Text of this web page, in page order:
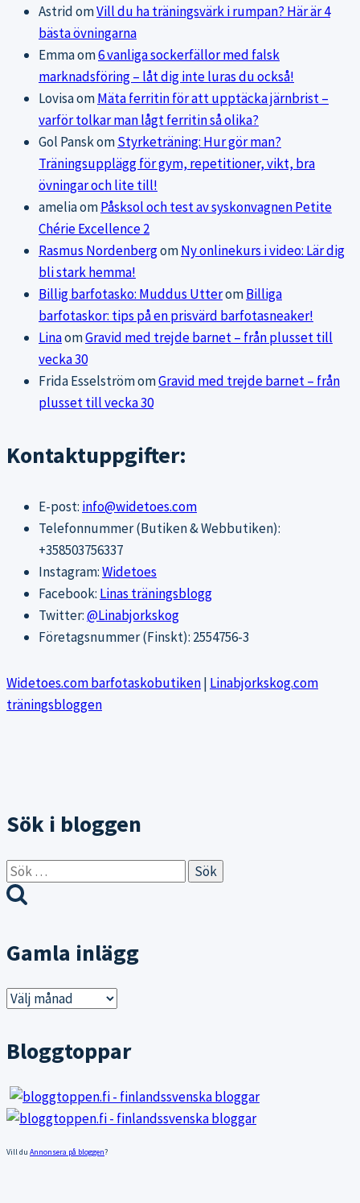
AstridomVill du ha träningsvärk i rumpan? Här är 4
bästa övningarna
Emmaom6 vanliga sockerfällor med falsk
marknadsföring – låt dig inte luras du också!
LovisaomMäta ferritin för att upptäcka järnbrist –
varför tolkar man lågt ferritin så olika?
Gol PanskomStyrketräning: Hur gör man?
Träningsupplägg för gym, repetitioner, vikt, bra
övningar och lite till!
ameliaomPåsksol och test av syskonvagnen Petite
Chérie Excellence 2
Rasmus NordenbergomNy onlinekurs i video: Lär dig
bli stark hemma!
Billig barfotasko: Muddus UtteromBilliga
barfotaskor: tips på en prisvärd barfotasneaker!
LinaomGravid med trejde barnet – från plusset till
vecka 30
Frida EsselströmomGravid med trejde barnet – från
plusset till vecka 30
Kontaktuppgifter:
E-post: info@widetoes.com
Telefonnummer (Butiken & Webbutiken):
+358503756337
Instagram:Widetoes
Facebook: Linas träningsblogg
Twitter:@Linabjorkskog
Företagsnummer (Finskt): 2554756-3
Widetoes.com barfotaskobutiken| Linabjorkskog.com
träningsbloggen
Sök i bloggen
Sök
efter:
Gamla inlägg
Gamla
Bloggtoppar
Vill du Annonsera på bloggen?